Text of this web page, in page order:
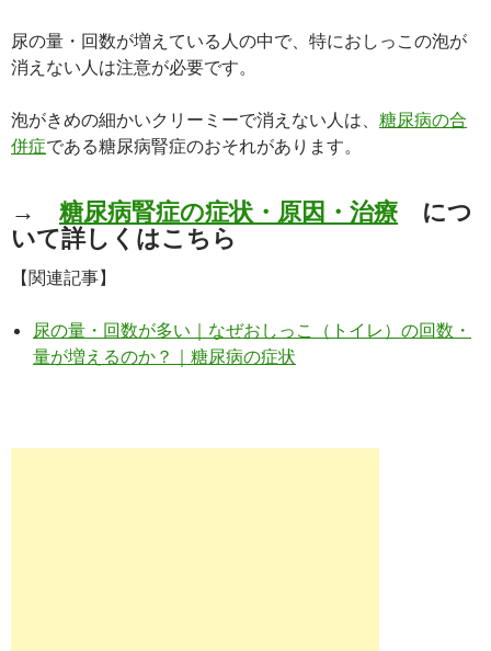
尿の量・回数が増えている人の中で、特におしっこの泡が
消えない人は注意が必要です。
泡がきめの細かいクリーミーで消えない人は、 糖尿病の合
併症である糖尿病腎症のおそれがあります。
→ 糖尿病腎症の症状・原因・治療 につ
いて詳しくはこちら
【関連記事】
尿の量・回数が多い｜なぜおしっこ（トイレ）の回数・
量が増えるのか？｜糖尿病の症状